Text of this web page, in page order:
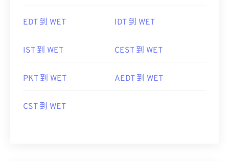
EDT 到 WET IDT 到 WET
IST 到 WET CEST 到 WET
PKT 到 WET AEDT 到 WET
CST 到 WET